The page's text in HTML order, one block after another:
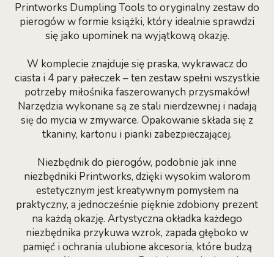
Printworks Dumpling Tools to oryginalny zestaw do
pierogów w formie książki, który idealnie sprawdzi
się jako upominek na wyjątkową okazję.
W komplecie znajduje się praska, wykrawacz do
ciasta i 4 pary pałeczek – ten zestaw spełni wszystkie
potrzeby miłośnika faszerowanych przysmaków!
Narzędzia wykonane są ze stali nierdzewnej i nadają
się do mycia w zmywarce. Opakowanie składa się z
tkaniny, kartonu i pianki zabezpieczającej.
Niezbędnik do pierogów, podobnie jak inne
niezbędniki Printworks, dzięki wysokim walorom
estetycznym jest kreatywnym pomysłem na
praktyczny, a jednocześnie pięknie zdobiony prezent
na każdą okazję. Artystyczna okładka każdego
niezbędnika przykuwa wzrok, zapada głęboko w
pamięć i ochrania ulubione akcesoria, które budzą